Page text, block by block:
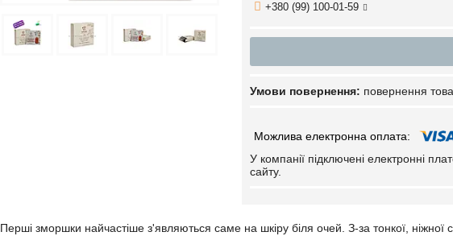
+380 (99) 100-01-59
повернення
У компанії підключені електронні
сайту.
Перші зморшки найчастіше з'являються саме на шкіру біля очей. З-за тонкої, ніжної